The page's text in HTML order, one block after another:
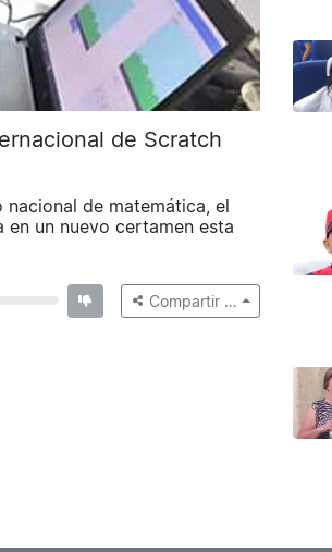
de Scratch
de matemática, el
en un nuevo certamen esta
Compartir …